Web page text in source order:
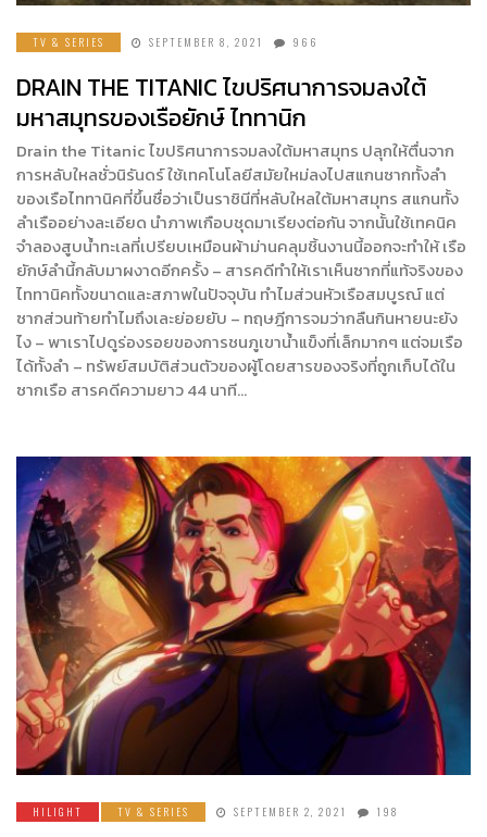
TV & SERIES SEPTEMBER 8, 2021 966
DRAIN THE TITANIC ไขปริศนาการจมลงใต้
มหาสมุทรของเรือยักษ์ ไททานิก
Drain the Titanic ไขปริศนาการจมลงใต้มหาสมุทร ปลุกให้ตื่นจาก
การหลับใหลชั่วนิรันดร์ ใช้เทคโนโลยีสมัยใหม่ลงไปสแกนซากทั้งลำ
ของเรือไททานิคที่ขึ้นชื่อว่าเป็นราชินีที่หลับใหลใต้มหาสมุทร สแกนทั้ง
ลำเรืออย่างละเอียด นำภาพเกือบชุดมาเรียงต่อกัน จากนั้นใช้เทคนิค
จำลองสูบน้ำทะเลที่เปรียบเหมือนผ้าม่านคลุมชิ้นงานนี้ออกจะทำให้ เรือ
ยักษ์ลำนี้กลับมาผงาดอีกครั้ง – สารคดีทำให้เราเห็นซากที่แท้จริงของ
ไททานิคทั้งขนาดและสภาพในปัจจุบัน ทำไมส่วนหัวเรือสมบูรณ์ แต่
ซากส่วนท้ายทำไมถึงเละย่อยยับ – ทฤษฎีการจมว่ากลืนกินหายนะยัง
ไง – พาเราไปดูร่องรอยของการชนภูเขาน้ำแข็งที่เล็กมากๆ แต่จมเรือ
ได้ทั้งลำ – ทรัพย์สมบัติส่วนตัวของผู้โดยสารของจริงที่ถูกเก็บได้ใน
ซากเรือ สารคดีความยาว 44 นาที…
HILIGHT TV & SERIES SEPTEMBER 2, 2021 198